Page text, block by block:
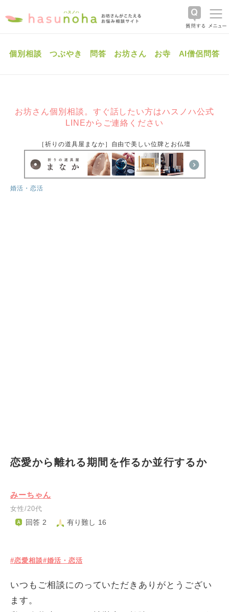
個別相談 つぶやき 問答 お坊さん お寺 AI僧侶問答
お坊さん個別相談。すぐ話したい方はハスノハ公式
LINEからご連絡ください
［祈りの道具屋まなか］自由で美しい位牌とお仏壇
婚活・恋活
恋愛から離れる期間を作るか並行するか
みーちゃん
女性/20代
回答 2 有り難し 16
#恋愛相談#婚活・恋活
いつもご相談にのっていただきありがとうござい
ます。